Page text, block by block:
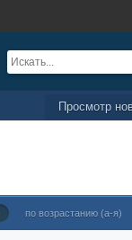
Просмотр
по возрастанию (а-я)